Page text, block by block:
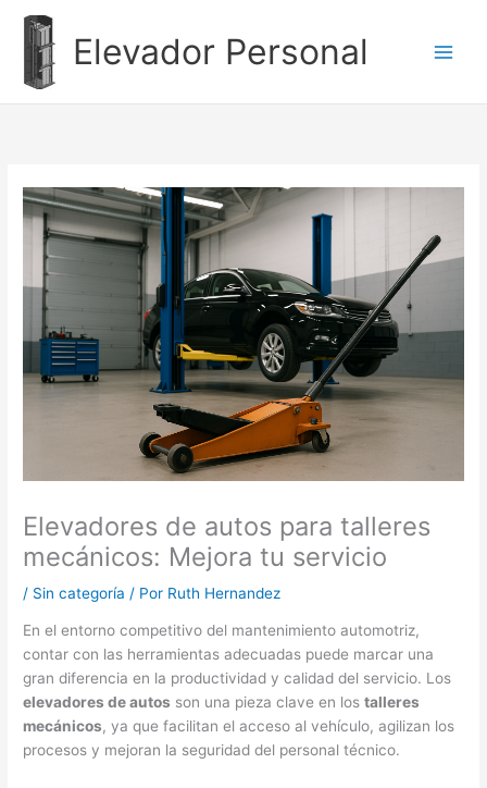
contenido
Elevador Personal
Elevadores de autos para talleres
mecánicos: Mejora tu servicio
/ Sin categoría / Por Ruth Hernandez
En el entorno competitivo del mantenimiento automotriz,
contar con las herramientas adecuadas puede marcar una
gran diferencia en la productividad y calidad del servicio. Los
elevadores de autos son una pieza clave en lostalleres
mecánicos, ya que facilitan el acceso al vehículo, agilizan los
procesos y mejoran la seguridad del personal técnico.